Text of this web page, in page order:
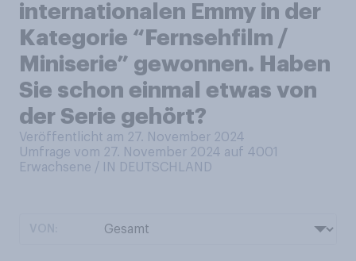
internationalen Emmy in der
Kategorie “Fernsehfilm /
Miniserie” gewonnen. Haben
Sie schon einmal etwas von
der Serie gehört?
Veröffentlicht am 27. November 2024
Umfrage vom 27. November 2024 auf 4001
Erwachsene / IN DEUTSCHLAND